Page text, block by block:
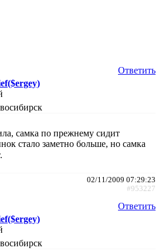
Ответить
самка по прежнему сидит
стало заметно больше, но самка
02/11/2009 07:29:23
#953227
Ответить